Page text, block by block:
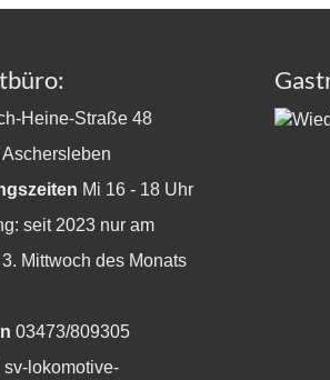
Heine-Straße 48
Mi 16 - 18 Uhr
seit 2023 nur am
Mittwoch des Monats
03473/809305
sv-lokomotive-